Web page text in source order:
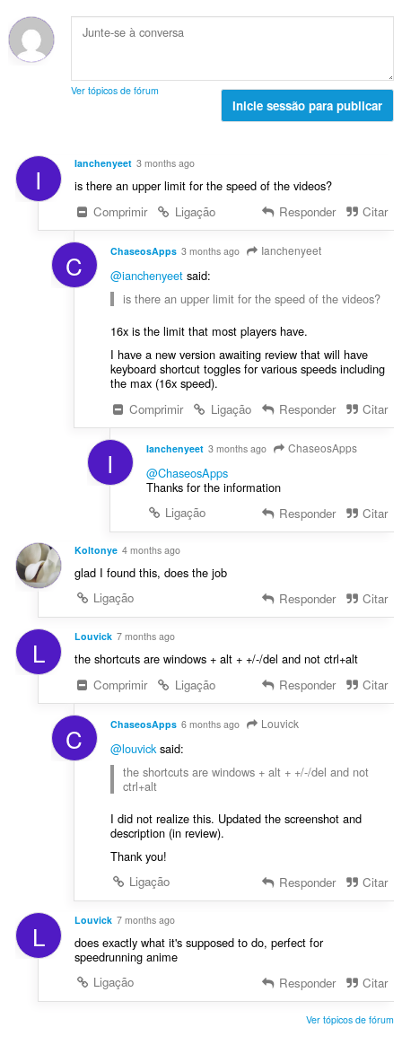
õ
e
l
i
ç
õ
d
e
a
ç
õ
e
s
:
t
o
l
v
l
i
a
ç
e
s
Ver tópicos de fórum
Inicie sessão para publicar
I Ianchenyeet 3 months ago
is there an upper limit for the speed of the videos?
Comprimir
Ligação Responder Citar
C ChaseosApps 3 months ago Ianchenyeet
@ianchenyeetsaid:
is there an upper limit for the speed of the videos?
16x is the limit that most players have.
I have a new version awaiting review that will have
keyboard shortcut toggles for various speeds including
the max (16x speed).
Comprimir
Ligação Responder Citar
I Ianchenyeet 3 months ago ChaseosApps
@ChaseosApps
Thanks for the information
Ligação
Responder Citar
Koltonye 4 months ago
glad I found this, does the job
Ligação
Responder Citar
L Louvick 7 months ago
the shortcuts are windows + alt + +/-/del and not ctrl+alt
Comprimir
Ligação Responder Citar
C ChaseosApps 6 months ago Louvick
@louvicksaid:
the shortcuts are windows + alt + +/-/del and not
ctrl+alt
I did not realize this. Updated the screenshot and
description (in review).
Thank you!
Ligação
Responder Citar
L Louvick 7 months ago
does exactly what it's supposed to do, perfect for
speedrunning anime
Ligação
Responder Citar
Ver tópicos de fórum